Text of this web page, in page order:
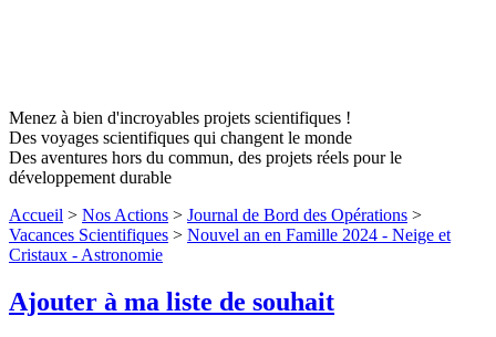
Menez à bien d'incroyables projets scientifiques !
Des voyages scientifiques qui changent le monde
Des aventures hors du commun, des projets réels pour le
développement durable
Accueil > Nos Actions > Journal de Bord des Opérations >
Vacances Scientifiques > Nouvel an en Famille 2024 - Neige et
Cristaux - Astronomie
Ajouter à ma liste de souhait